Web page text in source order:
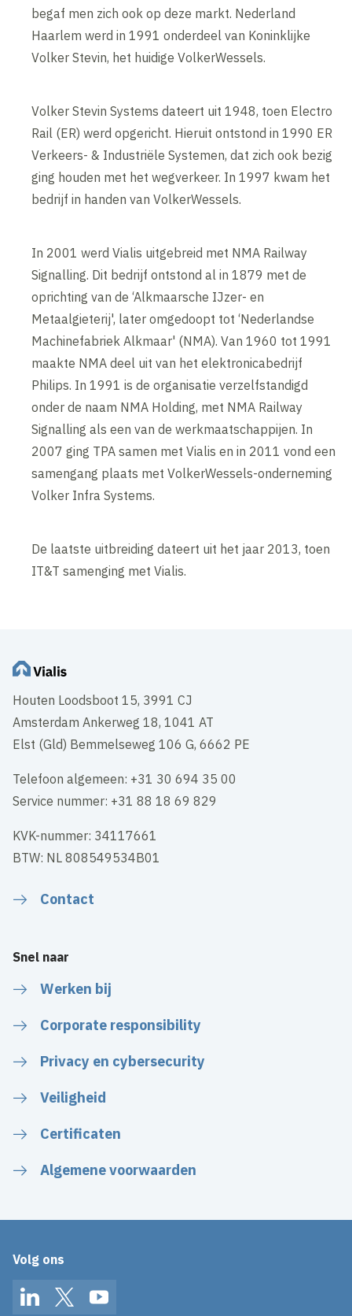
begaf men zich ook op deze markt. Nederland
Haarlem werd in 1991 onderdeel van Koninklijke
Volker Stevin, het huidige VolkerWessels.
Volker Stevin Systems dateert uit 1948, toen Electro
Rail (ER) werd opgericht. Hieruit ontstond in 1990 ER
Verkeers- & Industriële Systemen, dat zich ook bezig
ging houden met het wegverkeer. In 1997 kwam het
bedrijf in handen van VolkerWessels.
In 2001 werd Vialis uitgebreid met NMA Railway
Signalling. Dit bedrijf ontstond al in 1879 met de
oprichting van de ‘Alkmaarsche IJzer- en
Metaalgieterij', later omgedoopt tot ‘Nederlandse
Machinefabriek Alkmaar' (NMA). Van 1960 tot 1991
maakte NMA deel uit van het elektronicabedrijf
Philips. In 1991 is de organisatie verzelfstandigd
onder de naam NMA Holding, met NMA Railway
Signalling als een van de werkmaatschappijen. In
2007 ging TPA samen met Vialis en in 2011 vond een
samengang plaats met VolkerWessels-onderneming
Volker Infra Systems.
De laatste uitbreiding dateert uit het jaar 2013, toen
IT&T samenging met Vialis.
Houten Loodsboot 15, 3991 CJ
Amsterdam Ankerweg 18, 1041 AT
Elst (Gld) Bemmelseweg 106 G, 6662 PE
Telefoon algemeen: +31 30 694 35 00
Service nummer: +31 88 18 69 829
KVK-nummer: 34117661
BTW: NL 808549534B01
Contact
Snel naar
Werken bij
Corporate responsibility
Privacy en cybersecurity
Veiligheid
Certificaten
Algemene voorwaarden
Volg ons
LinkedInTwitterYouTube